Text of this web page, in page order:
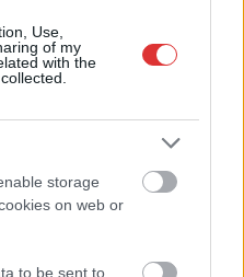
Use,
of my
with the
storage
on web or
to be sent to
,halgazdálkodás
Temu felszerelése